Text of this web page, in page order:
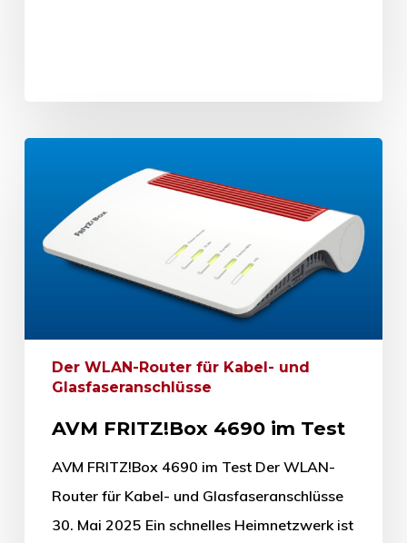
Der WLAN-Router für Kabel- und
Glasfaseranschlüsse
AVM FRITZ!Box 4690 im Test
AVM FRITZ!Box 4690 im Test Der WLAN-
Router für Kabel- und Glasfaseranschlüsse
30. Mai 2025 Ein schnelles Heimnetzwerk ist